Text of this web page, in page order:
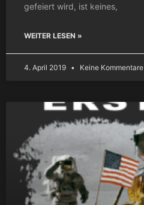
gefeiert wird, ist keines,
WEITER LESEN »
4. April 2019 Keine Kommentare